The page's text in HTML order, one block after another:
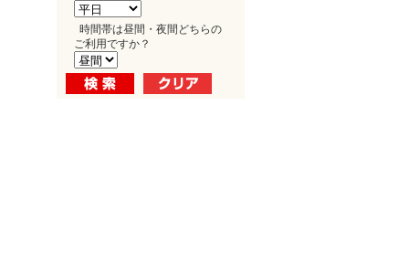
時間帯は昼間・夜間どちらの
ご利用ですか？